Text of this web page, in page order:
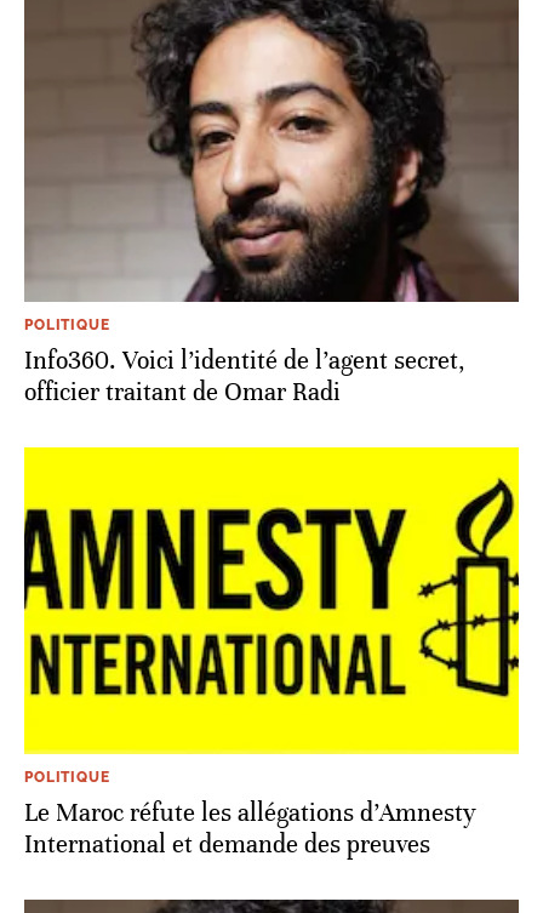
POLITIQUE
Info360. Voici l’identité de l’agent secret,
officier traitant de Omar Radi
POLITIQUE
Le Maroc réfute les allégations d’Amnesty
International et demande des preuves